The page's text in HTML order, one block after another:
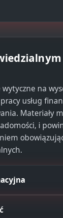
na
usług
Materiały
i